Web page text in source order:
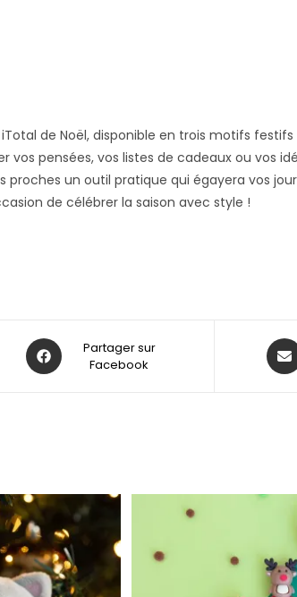
de Noël, disponible en trois motifs
vos pensées, vos listes de cadeaux ou vos
proches un outil pratique qui égayera vos
de célébrer la saison avec style !
Partager sur
Facebook